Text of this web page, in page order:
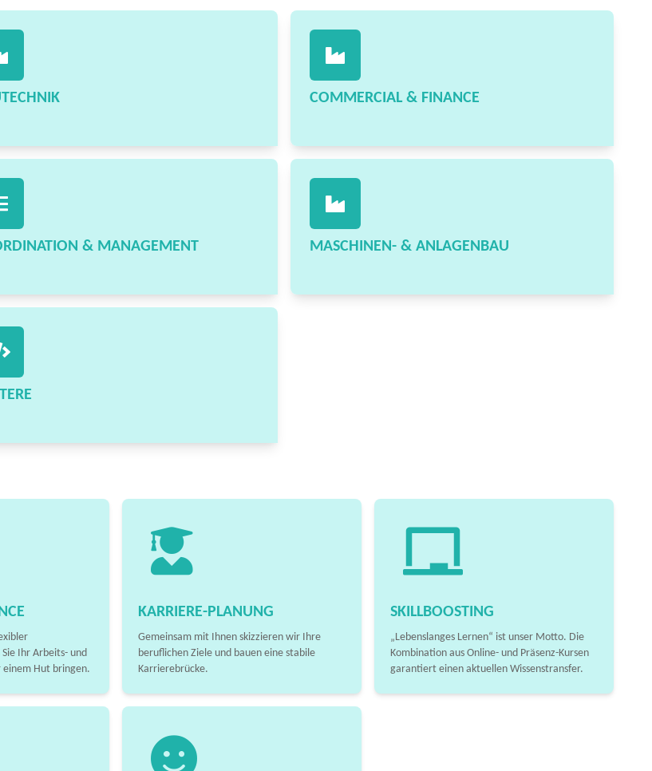
COMMERCIAL & FINANCE
& MANAGEMENT MASCHINEN- & ANLAGENBAU
Ihr Arbeits- und
Hut bringen.
KARRIERE-PLANUNG
Gemeinsam mit Ihnen skizzieren wir Ihre
beruflichen Ziele und bauen eine stabile
Karrierebrücke.
SKILLBOOSTING
„Lebenslanges Lernen“ ist unser Motto. Die
Kombination aus Online- und Präsenz-Kursen
garantiert einen aktuellen Wissenstransfer.